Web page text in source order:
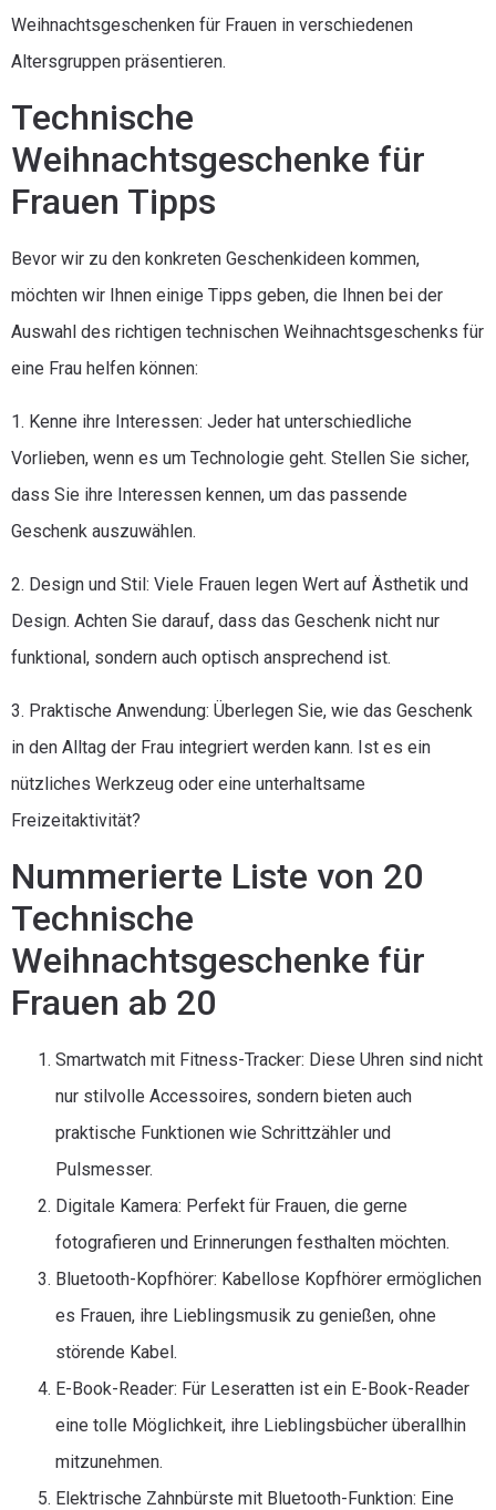
Weihnachtsgeschenken für Frauen in verschiedenen
Altersgruppen präsentieren.
Technische
Weihnachtsgeschenke für
Frauen Tipps
Bevor wir zu den konkreten Geschenkideen kommen,
möchten wir Ihnen einige Tipps geben, die Ihnen bei der
Auswahl des richtigen technischen Weihnachtsgeschenks für
eine Frau helfen können:
1. Kenne ihre Interessen: Jeder hat unterschiedliche
Vorlieben, wenn es um Technologie geht. Stellen Sie sicher,
dass Sie ihre Interessen kennen, um das passende
Geschenk auszuwählen.
2. Design und Stil: Viele Frauen legen Wert auf Ästhetik und
Design. Achten Sie darauf, dass das Geschenk nicht nur
funktional, sondern auch optisch ansprechend ist.
3. Praktische Anwendung: Überlegen Sie, wie das Geschenk
in den Alltag der Frau integriert werden kann. Ist es ein
nützliches Werkzeug oder eine unterhaltsame
Freizeitaktivität?
Nummerierte Liste von 20
Technische
Weihnachtsgeschenke für
Frauen ab 20
Smartwatch mit Fitness-Tracker: Diese Uhren sind nicht
nur stilvolle Accessoires, sondern bieten auch
praktische Funktionen wie Schrittzähler und
Pulsmesser.
Digitale Kamera: Perfekt für Frauen, die gerne
fotografieren und Erinnerungen festhalten möchten.
Bluetooth-Kopfhörer: Kabellose Kopfhörer ermöglichen
es Frauen, ihre Lieblingsmusik zu genießen, ohne
störende Kabel.
E-Book-Reader: Für Leseratten ist ein E-Book-Reader
eine tolle Möglichkeit, ihre Lieblingsbücher überallhin
mitzunehmen.
Elektrische Zahnbürste mit Bluetooth-Funktion: Eine